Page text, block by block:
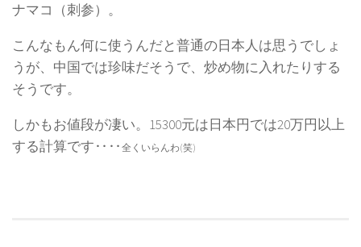
ナマコ（刺参）。
こんなもん何に使うんだと普通の日本人は思うでしょ
うが、中国では珍味だそうで、炒め物に入れたりする
そうです。
しかもお値段が凄い。15300元は日本円では20万円以上
する計算です‥‥ 全くいらんわ(笑)